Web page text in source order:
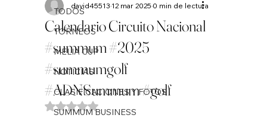
TODOS
TORNEOS
MELIA CUP
NOTICIAS
CLASIFICACIONES Y FOTOS
SUMMUM BUSINESS
Calendario Circuito Nacional
#summum #2025
#summumgolf
#ADNSummum #golf
david4551312 mar 20250 min de lectura
Obtuvo NaN de 5 estrellas.